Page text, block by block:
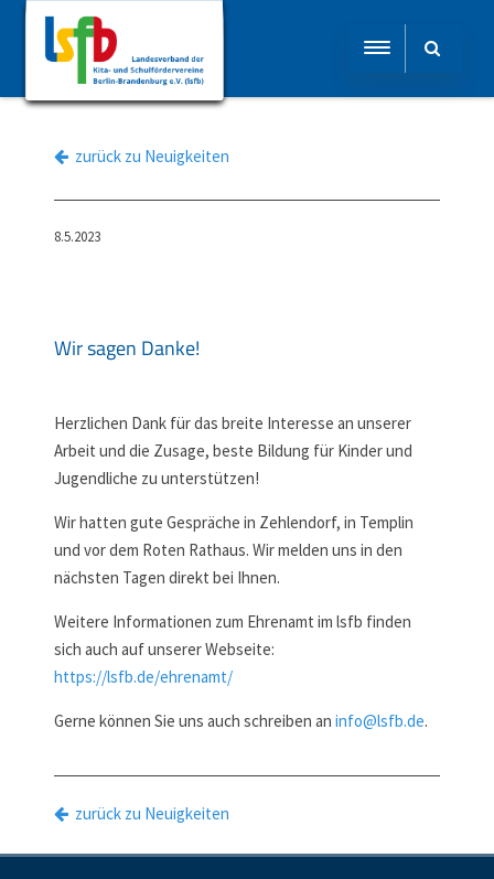
zurück zu Neuigkeiten
8.5.2023
Wir sagen Danke!
Herzlichen Dank für das breite Interesse an unserer
Arbeit und die Zusage, beste Bildung für Kinder und
Jugendliche zu unterstützen!
Wir hatten gute Gespräche in Zehlendorf, in Templin
und vor dem Roten Rathaus. Wir melden uns in den
nächsten Tagen direkt bei Ihnen.
Weitere Informationen zum Ehrenamt im lsfb finden
sich auch auf unserer Webseite:
https://lsfb.de/ehrenamt/
Gerne können Sie uns auch schreiben an info@lsfb.de.
zurück zu Neuigkeiten